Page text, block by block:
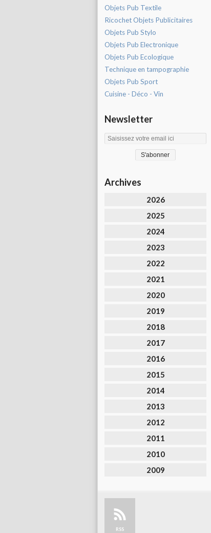
Objets Pub Textile
Ricochet Objets Publicitaires
Objets Pub Stylo
Objets Pub Electronique
Objets Pub Ecologique
Technique en tampographie
Objets Pub Sport
Cuisine - Déco - Vin
Newsletter
Archives
2026
2025
2024
2023
2022
2021
2020
2019
2018
2017
2016
2015
2014
2013
2012
2011
2010
2009
RSS